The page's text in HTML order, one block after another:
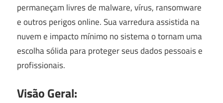
permaneçam livres de malware, vírus, ransomware
e outros perigos online. Sua varredura assistida na
nuvem e impacto mínimo no sistema o tornam uma
escolha sólida para proteger seus dados pessoais e
profissionais.
Visão Geral: